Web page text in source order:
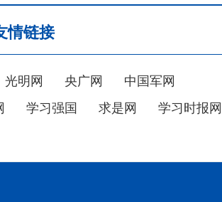
情链接
光明网 央广网
中国军网
学习强国 求是网
学习时报网